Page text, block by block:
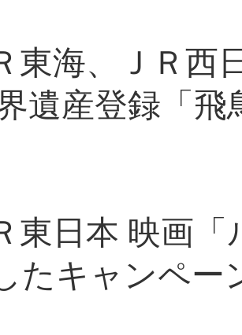
東海、ＪＲ西
遺産登録「
東日本 映画
たキャンペー